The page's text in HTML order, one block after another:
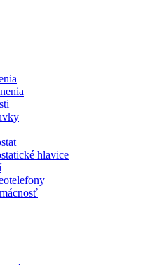
hlavice